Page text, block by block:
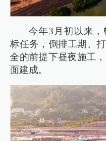
今年3月初以来，
标任务，倒排工期、
全的前提下昼夜施工
面建成。